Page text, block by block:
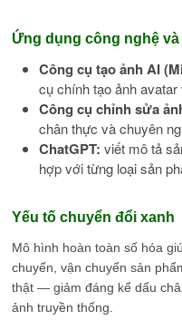
Ứng dụng công nghệ và
Công cụ tạo ảnh AI
cụ chính tạo ảnh
Công cụ chỉnh sửa
chân thực và chuyên
ChatGPT: viết mô tả
hợp với từng loại sản
Yếu tố chuyển đổi xanh
Mô hình hoàn toàn số hóa
chuyển, vận chuyển sản
thật — giảm đáng kể dấu
ảnh truyền thống.